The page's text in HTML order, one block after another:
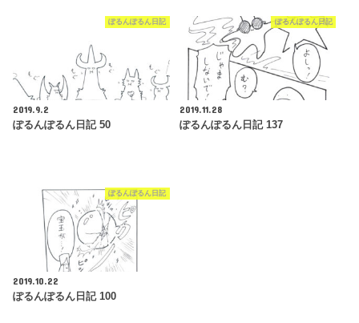
ぽるんぽるん日記
2019.9.2
ぽるんぽるん日記 50
ぽるんぽるん日記
2019.11.28
ぽるんぽるん日記 137
ぽるんぽるん日記
2019.10.22
ぽるんぽるん日記 100